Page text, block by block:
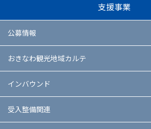
支援事業
公募情報
おきなわ観光地域カルテ
インバウンド
受入整備関連